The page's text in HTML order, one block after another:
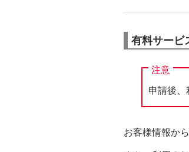
有料サービ
注意
申請後、
お客様情報か